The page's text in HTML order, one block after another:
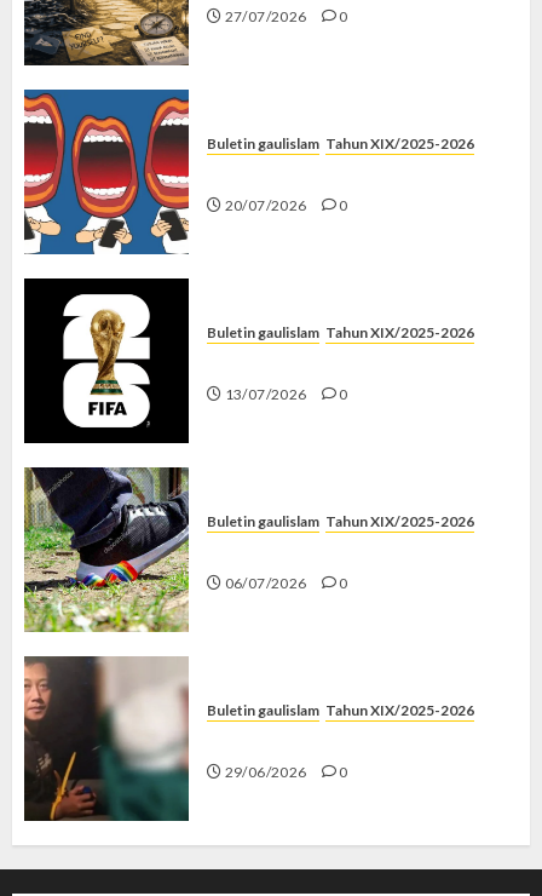
27/07/2026 0
Buletin gaulislam Tahun XIX/2025-2026
20/07/2026 0
Buletin gaulislam Tahun XIX/2025-2026
13/07/2026 0
Buletin gaulislam Tahun XIX/2025-2026
06/07/2026 0
Buletin gaulislam Tahun XIX/2025-2026
29/06/2026 0